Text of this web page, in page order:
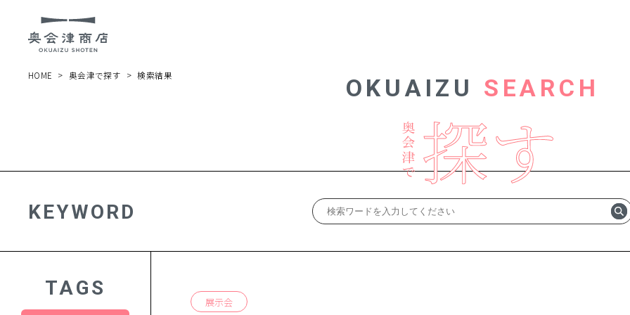
OKUAIZU SEARCH
HOME 奥会津で探す 検索結果
KEYWORD
TAGS
展示会